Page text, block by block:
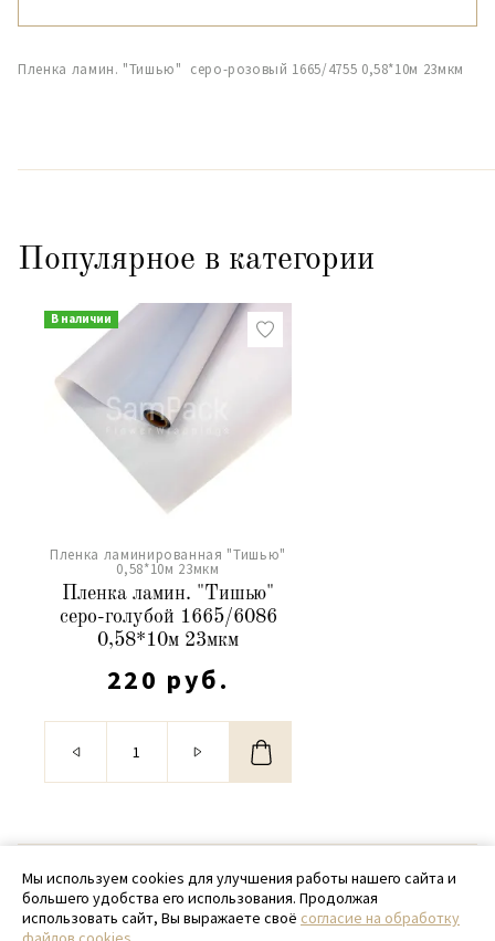
Пленка ламин. "Тишью" серо-розовый 1665/4755 0,58*10м 23мкм
Популярное в категории
В наличии
Пленка ламинированная "Тишью"
0,58*10м 23мкм
Пленка ламин. "Тишью"
серо-голубой 1665/6086
0,58*10м 23мкм
220 руб.
© 2020 - 2026 SamPack
+ 7 (918) 699-97-87
Мы используем cookies для улучшения работы нашего сайта и
большего удобства его использования. Продолжая
использовать сайт, Вы выражаете своё согласие на обработку